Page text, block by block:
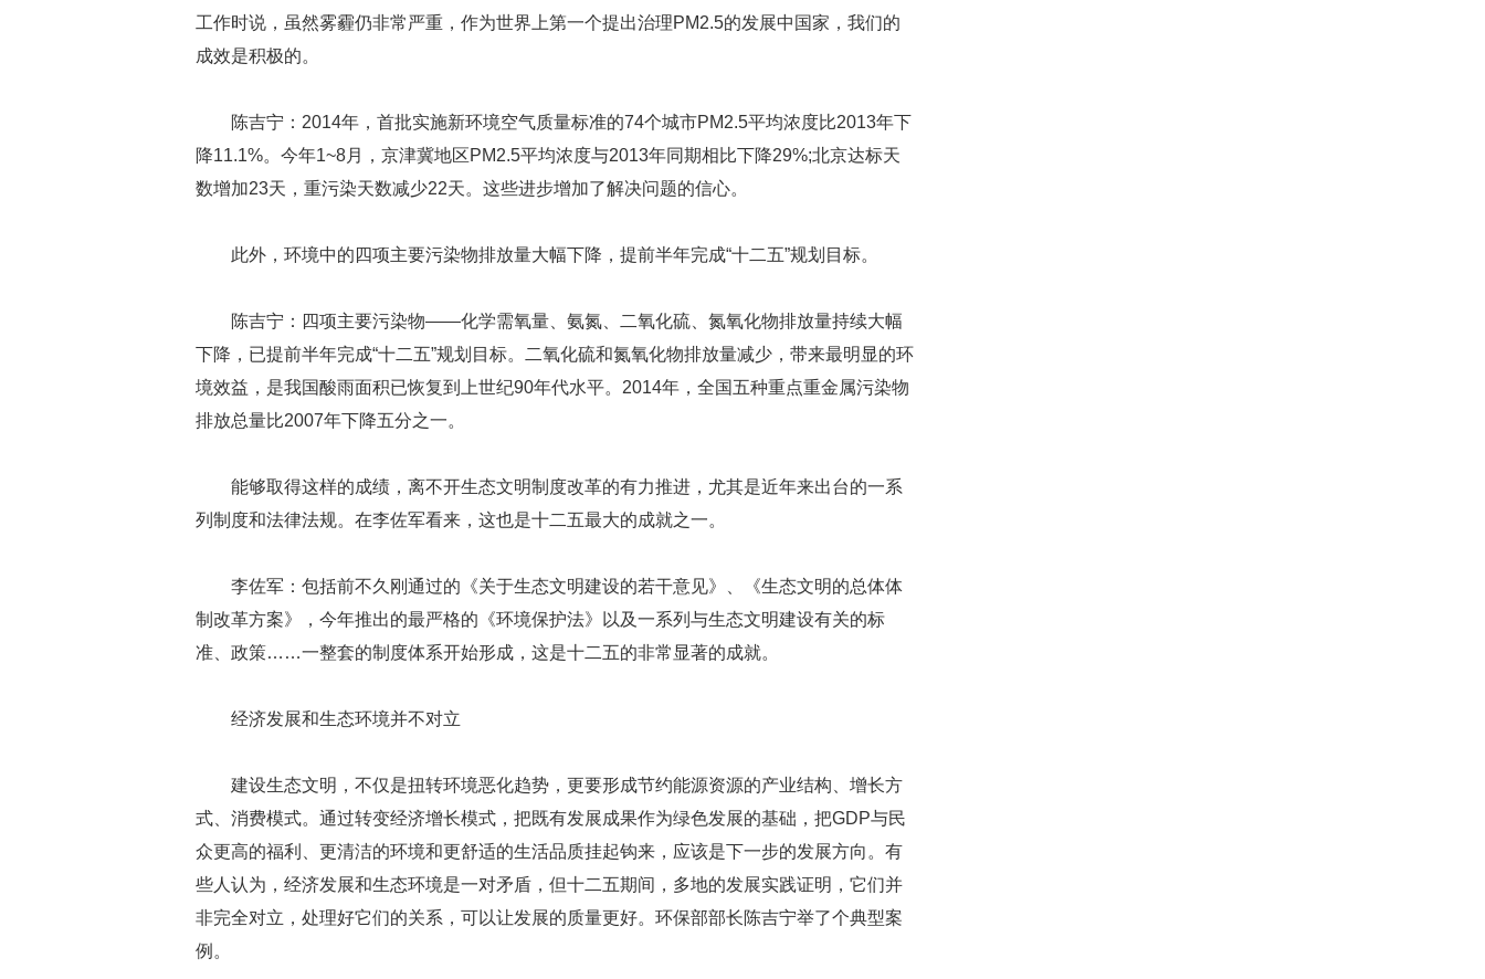
工作时说，虽然雾霾仍非常严重，作为世界上第一个提出治理PM2.5的发展中国家，我们的
成效是积极的。
陈吉宁：2014年，首批实施新环境空气质量标准的74个城市PM2.5平均浓度比2013年下
降11.1%。今年1~8月，京津冀地区PM2.5平均浓度与2013年同期相比下降29%;北京达标天
数增加23天，重污染天数减少22天。这些进步增加了解决问题的信心。
此外，环境中的四项主要污染物排放量大幅下降，提前半年完成“十二五”规划目标。
陈吉宁：四项主要污染物——化学需氧量、氨氮、二氧化硫、氮氧化物排放量持续大幅
下降，已提前半年完成“十二五”规划目标。二氧化硫和氮氧化物排放量减少，带来最明显的环
境效益，是我国酸雨面积已恢复到上世纪90年代水平。2014年，全国五种重点重金属污染物
排放总量比2007年下降五分之一。
能够取得这样的成绩，离不开生态文明制度改革的有力推进，尤其是近年来出台的一系
列制度和法律法规。在李佐军看来，这也是十二五最大的成就之一。
李佐军：包括前不久刚通过的《关于生态文明建设的若干意见》、《生态文明的总体体
制改革方案》，今年推出的最严格的《环境保护法》以及一系列与生态文明建设有关的标
准、政策……一整套的制度体系开始形成，这是十二五的非常显著的成就。
经济发展和生态环境并不对立
建设生态文明，不仅是扭转环境恶化趋势，更要形成节约能源资源的产业结构、增长方
式、消费模式。通过转变经济增长模式，把既有发展成果作为绿色发展的基础，把GDP与民
众更高的福利、更清洁的环境和更舒适的生活品质挂起钩来，应该是下一步的发展方向。有
些人认为，经济发展和生态环境是一对矛盾，但十二五期间，多地的发展实践证明，它们并
非完全对立，处理好它们的关系，可以让发展的质量更好。环保部部长陈吉宁举了个典型案
例。